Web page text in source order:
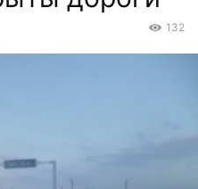
132